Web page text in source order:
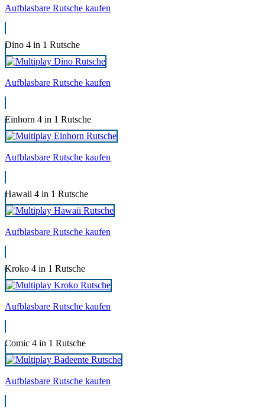
Aufblasbare Rutsche kaufen
Dino 4 in 1 Rutsche
Aufblasbare Rutsche kaufen
Einhorn 4 in 1 Rutsche
Aufblasbare Rutsche kaufen
Hawaii 4 in 1 Rutsche
Aufblasbare Rutsche kaufen
Kroko 4 in 1 Rutsche
Aufblasbare Rutsche kaufen
Comic 4 in 1 Rutsche
Aufblasbare Rutsche kaufen